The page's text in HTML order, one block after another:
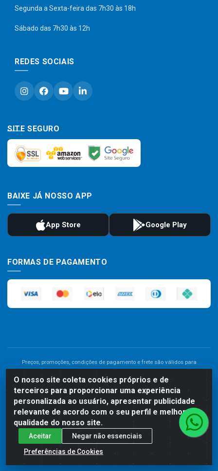
O nosso site coleta cookies próprios e de
terceiros para proporcionar uma experiência
personalizada ao usuário, apresentar publicidade
relevante de acordo com o seu perfil e melhorar a
qualidade do nosso site.
Aceitar
Negar não essenciais
Preferências de Cookies
Segunda a Sexta-feira das 7h30 às 18h
Sábado das 7h30 às 12h
REDES SOCIAIS
SITE SEGURO
BAIXE JÁ NOSSO APP
FORMAS DE PAGAMENTO
Preços, promoções, condições de pagamento e frete são válidos para
preço de um produto, será válido o preço que for exibido no carrinho de
compras do site no momento do pagamento. As vendas estão sujeitas a
análise e disponibilidade do estoque. Imagens de produtos meramente
Comercial de Construção 2001 LTDA - Av. Congresso
Eucarístico, 1179 - São José, Carpina - PE - CEP: 55811-000 -
70.220.389/0001-66